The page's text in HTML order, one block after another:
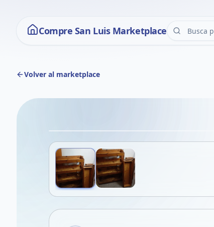
Compre San Luis Marketplace
Volver al marketplace